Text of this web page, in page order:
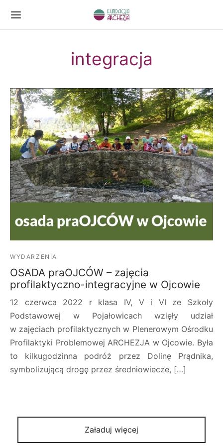
integracja
WYDARZENIA
OSADA praOJCÓW – zajęcia
profilaktyczno-integracyjne w Ojcowie
12 czerwca 2022 r klasa IV, V i VI ze Szkoły
Podstawowej w Pojałowicach wzięły udział
w zajęciach profilaktycznych w Plenerowym Ośrodku
Profilaktyki Problemowej ARCHEZJA w Ojcowie. Była
to kilkugodzinna podróż przez Dolinę Prądnika,
symbolizującą drogę przez średniowiecze, […]
Załaduj więcej